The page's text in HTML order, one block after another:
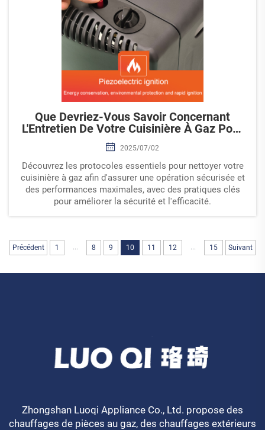
Que Devriez-Vous Savoir Concernant
L'Entretien De Votre Cuisinière À Gaz Pour
Des Performances Optimales ?
2025/07/02
Découvrez les protocoles essentiels pour nettoyer votre
cuisinière à gaz afin d'assurer une opération sécurisée et
des performances maximales, avec des pratiques clés
pour améliorer la sécurité et l'efficacité.
Précédent 1 ... 8 9 10 11 12 ... 15 Suivant
Zhongshan Luoqi Appliance Co., Ltd. propose des
chauffages de pièces au gaz, des chauffages extérieurs